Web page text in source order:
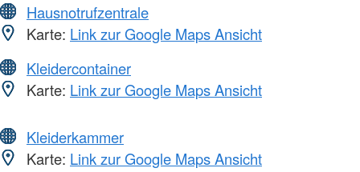
Hausnotrufzentrale
Karte: Link zur Google Maps Ansicht
Kleidercontainer
Karte: Link zur Google Maps Ansicht
Kleiderkammer
Karte: Link zur Google Maps Ansicht